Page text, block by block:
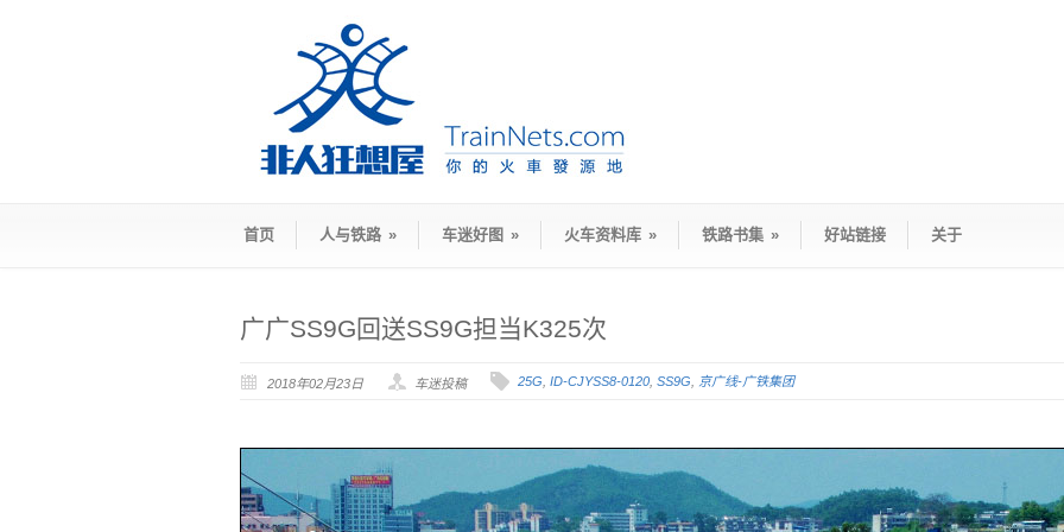
首页 人与铁路 » 车迷好图 » 火车资料库 » 铁路书集 » 好站链接 关于
广广SS9G回送SS9G担当K325次
2018年02月23日 车迷投稿 25G ID-CJYSS8-0120 SS9G 京广线-广铁集团